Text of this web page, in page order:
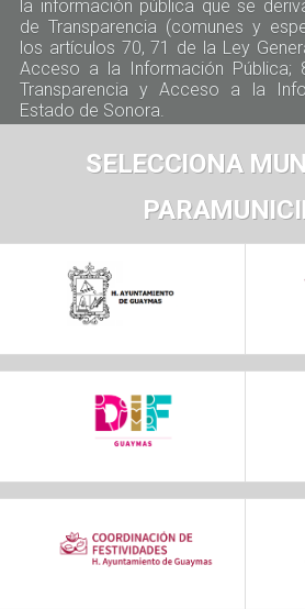
la información pública que se
de Transparencia (comunes y
los artículos 70, 71 de la Ley
Acceso a la Información
Transparencia y Acceso a la
Estado de Sonora.
SELECCIONA